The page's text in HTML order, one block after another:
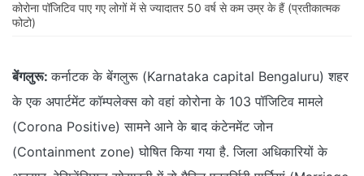
कोरोना पॉजिटिव पाए गए लोगों में से ज्‍यादातर 50 वर्ष से कम उम्र के हैं (प्रतीकात्‍मक
फोटो)
बेंगलुरू: कर्नाटक के बेंगलुरू (Karnataka capital Bengaluru) शहर
के एक अपार्टमेंट कॉम्‍पलेक्‍स को वहां कोरोना के 103 पॉजिटिव मामले
(Corona Positive) सामने आने के बाद कंटेनमेंट जोन
(Containment zone) घोषित किया गया है. जिला अधिकारियों के